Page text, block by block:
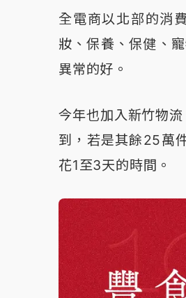
全電商以北部的消
妝、保養、保健、
異常的好。
今年也加入新竹物
到，若是其餘25萬
花1至3天的時間。